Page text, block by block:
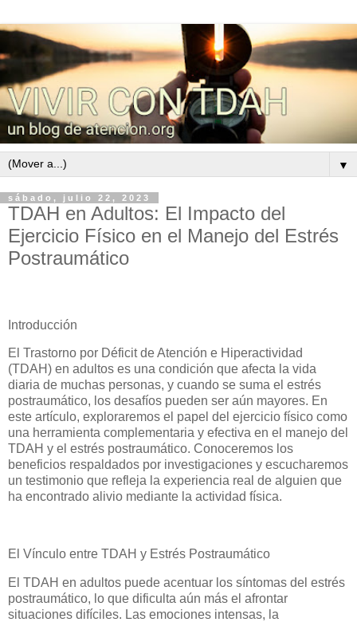
▼
sábado, julio 22, 2023
TDAH en Adultos: El Impacto del
Ejercicio Físico en el Manejo del Estrés
Postraumático
Introducción
El Trastorno por Déficit de Atención e Hiperactividad
(TDAH) en adultos es una condición que afecta la vida
diaria de muchas personas, y cuando se suma el estrés
postraumático, los desafíos pueden ser aún mayores. En
este artículo, exploraremos el papel del ejercicio físico como
una herramienta complementaria y efectiva en el manejo del
TDAH y el estrés postraumático. Conoceremos los
beneficios respaldados por investigaciones y escucharemos
un testimonio que refleja la experiencia real de alguien que
ha encontrado alivio mediante la actividad física.
El Vínculo entre TDAH y Estrés Postraumático
El TDAH en adultos puede acentuar los síntomas del estrés
postraumático, lo que dificulta aún más el afrontar
situaciones difíciles. Las emociones intensas, la